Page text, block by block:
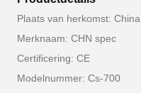
Plaats van herkomst: China
Merknaam: CHN spec
Certificering: CE
Modelnummer: Cs-700